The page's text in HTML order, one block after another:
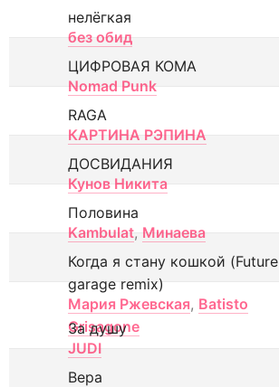
нелёгкая
без обид
ЦИФРОВАЯ КОМА
Nomad Punk
RAGA
КАРТИНА РЭПИНА
ДОСВИДАНИЯ
Кунов Никита
Половина
Kambulat, Минаева
Когда я стану кошкой (Future
garage remix)
Мария Ржевская, Batisto
Grisagone
За душу
JUDI
Вера